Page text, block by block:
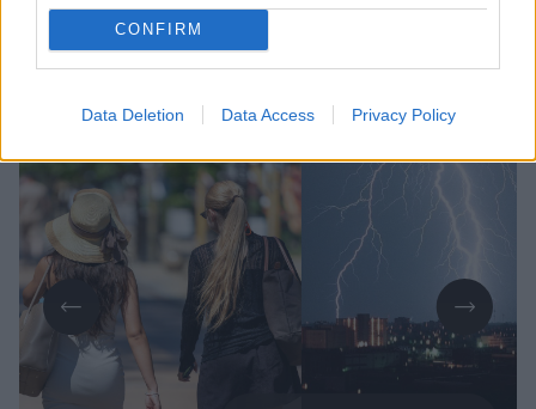
CONFIRM
Data Deletion Data Access Privacy Policy
gaivesnius orus, trauksis į rytus, o iš
Skandinavijos pusės artės drėgnesnis